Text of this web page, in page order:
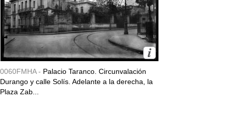
0060FMHA - Palacio Taranco. Circunvalación
Durango y calle Solís. Adelante a la derecha, la
Plaza Zab...